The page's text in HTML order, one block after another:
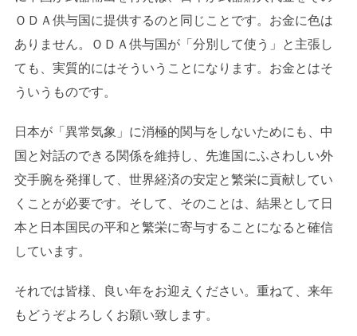
ＯＤＡ供与国に提供するのと同じことです。お金に色は
ありません。ＯＤＡ供与国が「分別して使う」と主張し
ても、実質的にはそういうことになります。お金とはそ
ういうものです。
日本が「異常気象」に消極的関与をしないためにも、中
国と対話のできる関係を維持し、先進国にふさわしい外
交手腕を発揮して、世界経済の安定と繁栄に貢献してい
くことが必要です。そして、そのことは、結果として日
本と日本国民の平和と繁栄に寄与することになると確信
しています。
それでは皆様、良い年をお迎えください。重ねて、来年
もどうぞよろしくお願い致します。